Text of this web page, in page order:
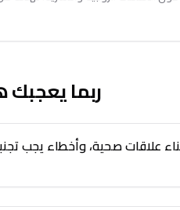
ربما يعجبك
علاقات صحية، وأخطاء يجب